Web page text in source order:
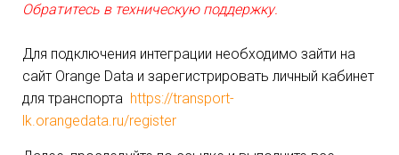
Обратитесь в техническую поддержку.
Для подключения интеграции необходимо зайти на
сайт Orange Data и зарегистрировать личный кабинет
для транспорта https://transport-
lk.orangedata.ru/register